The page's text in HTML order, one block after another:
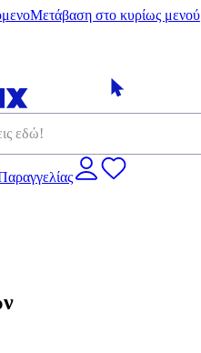
Μετάβαση στο κυρίως μενού